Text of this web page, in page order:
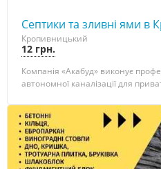
Септики та зливні ями в
Кропивницький
12 грн.
Компанія «Акабуд» виконує
автономної каналізації для